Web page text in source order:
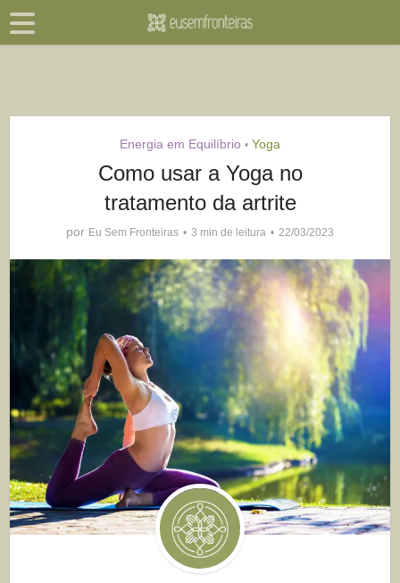
Energia em Equilíbrio • Yoga
Como usar a Yoga no
tratamento da artrite
por Eu Sem Fronteiras 3 min de leitura 22/03/2023